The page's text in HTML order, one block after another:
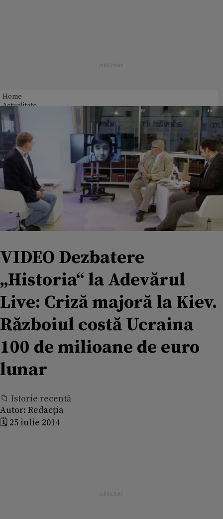
Home
Actualitate
VIDEO Dezbatere
„Historia“ la Adevărul
Live: Criză majoră la Kiev.
Războiul costă Ucraina
100 de milioane de euro
lunar
📁 Istorie recentă
Autor: Redacția
🗓️ 25 iulie 2014